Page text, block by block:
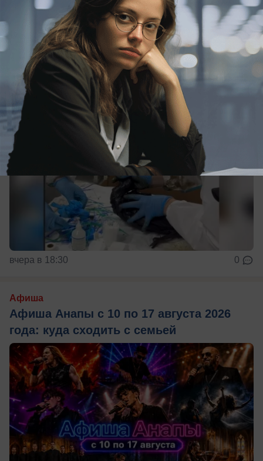
Реабилитационному центру спасения диких
животных необходимо срочно найти новую
площадку и средства на переезд животных,
вольеров и оборудования.
вчера в 18:30 0
Афиша
Афиша Анапы с 10 по 17 августа 2026
года: куда сходить с семьей